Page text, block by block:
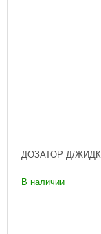
ДОЗАТОР Д/
В наличии